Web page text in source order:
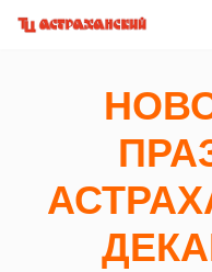
содержимому